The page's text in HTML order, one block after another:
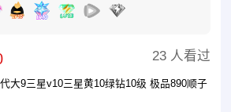
23 人看过
大9三星v10三星黄10绿钻10级 极品890顺子